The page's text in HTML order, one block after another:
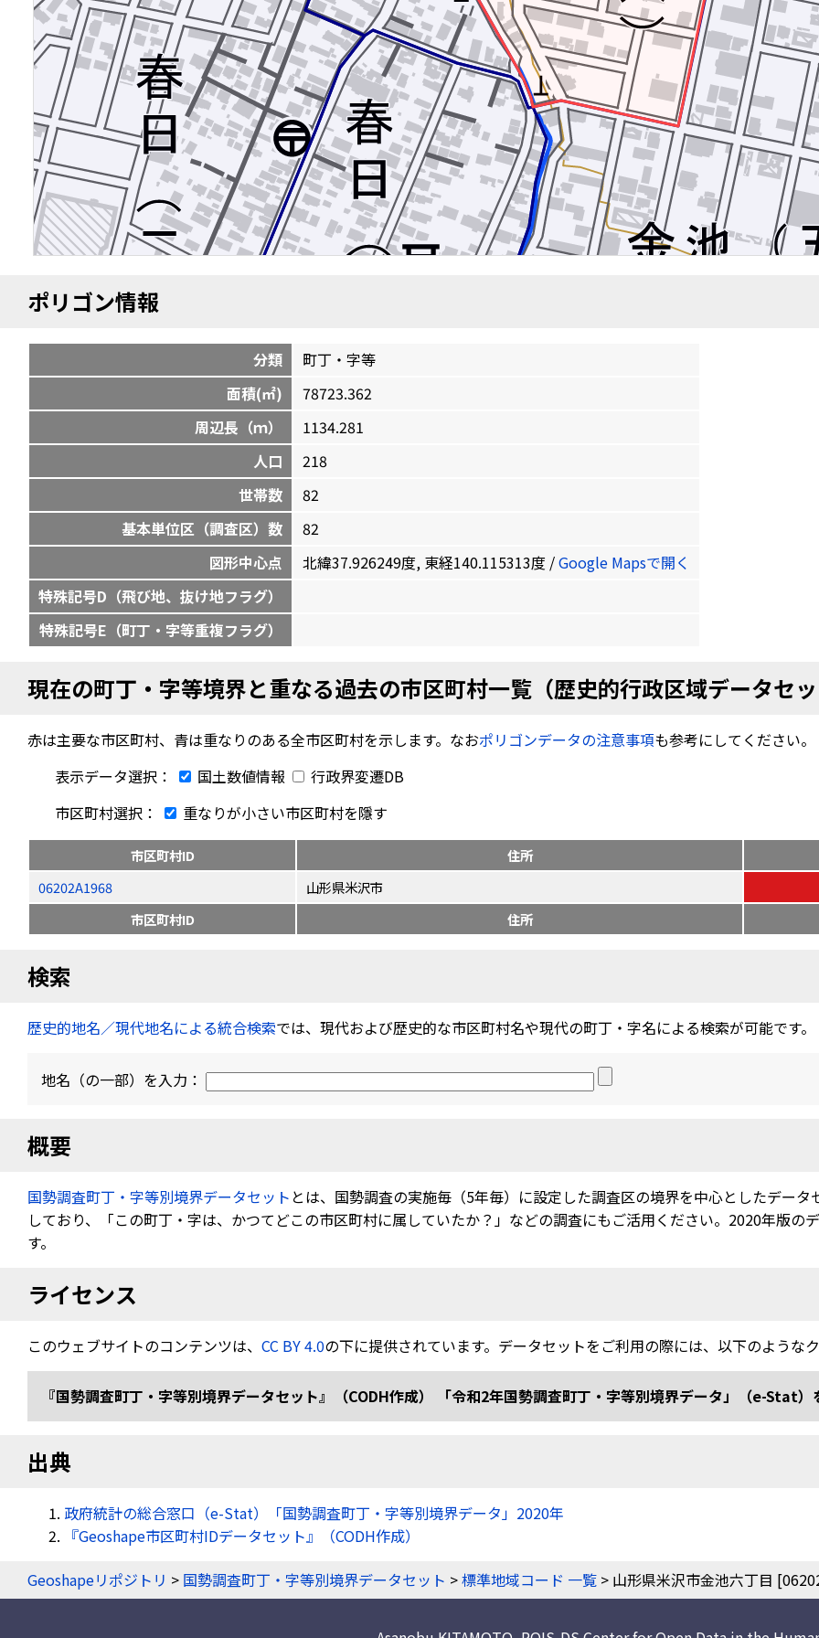
ポリゴン情報
分類
町丁・字等
面積(㎡)
78723.362
周辺長（ｍ）
1134.281
人口
218
世帯数
82
基本単位区（調査区）数
82
図形中心点
北緯37.926249度, 東経140.115313度 /Google Mapsで開く
特殊記号D（飛び地、抜け地フラグ）
特殊記号E（町丁・字等重複フラグ）
現在の町丁・字等境界と重なる過去の市区町村一覧（歴史的行政区域データセ
赤は主要な市区町村、青は重なりのある全市区町村を示します。なおポリゴンデータの注意事項も参考にしてください。
表示データ選択：
国土数値情報
行政界変遷DB
市区町村選択：
重なりが小さい市区町村を隱す
市区町村ID
住所
06202A1968
山形県米沢市
市区町村ID
住所
検索
歴史的地名／現代地名による統合検索では、現代および歴史的な市区町村名や現代の町丁・字名による検索が可能です。
地名（の一部）を入力：
概要
国勢調査町丁・字等別境界データセット とは、国勢調査の実施毎（5年毎）に設定した調査区の境界を中心としたデータ
しており、「この町丁・字は、かつてどこの市区町村に属していたか？」などの調査にもご活用ください。2020年版
す。
ライセンス
このウェブサイトのコンテンツは、 CC BY 4.0の下に提供されています。データセットをご利用の際には、以下のような
『国勢調査町丁・字等別境界データセット』（CODH作成） 「令和2年国勢調査町丁・字等別境界データ」（e-Stat
出典
政府統計の総合窓口（e-Stat）「国勢調査町丁・字等別境界データ」2020年
『Geoshape市区町村IDデータセット』（CODH作成）
Geoshapeリポジトリ > 国勢調査町丁・字等別境界データセット >標準地域コード 一覧 > 山形県米沢市金池六丁目